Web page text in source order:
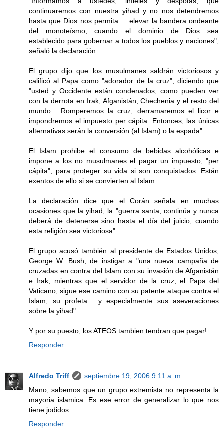
continuaremos con nuestra yihad y no nos detendremos
hasta que Dios nos permita ... elevar la bandera ondeante
del monoteísmo, cuando el dominio de Dios sea
establecido para gobernar a todos los pueblos y naciones",
señaló la declaración.
El grupo dijo que los musulmanes saldrán victoriosos y
calificó al Papa como "adorador de la cruz", diciendo que
"usted y Occidente están condenados, como pueden ver
con la derrota en Irak, Afganistán, Chechenia y el resto del
mundo... Romperemos la cruz, derramaremos el licor e
impondremos el impuesto per cápita. Entonces, las únicas
alternativas serán la conversión (al Islam) o la espada".
El Islam prohibe el consumo de bebidas alcohólicas e
impone a los no musulmanes el pagar un impuesto, "per
cápita", para proteger su vida si son conquistados. Están
exentos de ello si se convierten al Islam.
La declaración dice que el Corán señala en muchas
ocasiones que la yihad, la "guerra santa, continúa y nunca
deberá de detenerse sino hasta el día del juicio, cuando
esta religión sea victoriosa".
El grupo acusó también al presidente de Estados Unidos,
George W. Bush, de instigar a "una nueva campaña de
cruzadas en contra del Islam con su invasión de Afganistán
e Irak, mientras que el servidor de la cruz, el Papa del
Vaticano, sigue ese camino con su patente ataque contra el
Islam, su profeta... y especialmente sus aseveraciones
sobre la yihad".
Y por su puesto, los ATEOS tambien tendran que pagar!
Responder
Alfredo Triff
septiembre 19, 2006 9:11 a. m.
Mano, sabemos que un grupo extremista no representa la
mayoria islamica. Es ese error de generalizar lo que nos
tiene jodidos.
Responder